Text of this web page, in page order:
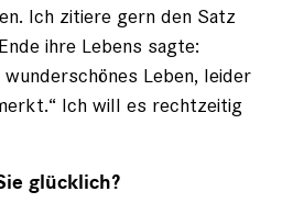
Ich zitiere gern den Satz
ihre Lebens sagte:
Leben, leider
Ich will es rechtzeitig
glücklich?